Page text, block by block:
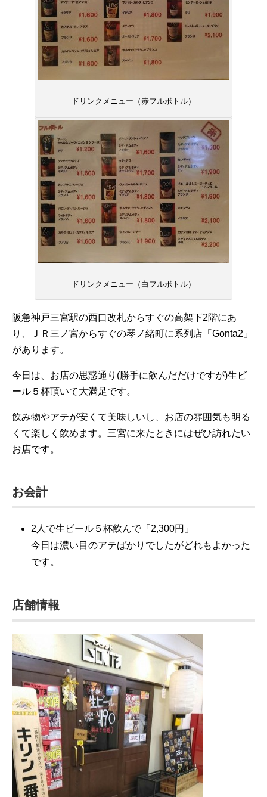
ドリンクメニュー（赤フルボトル）
ドリンクメニュー（白フルボトル）
阪急神戸三宮駅の西口改札からすぐの高架下2階にあ
り、ＪＲ三ノ宮からすぐの琴ノ緒町に系列店「Gonta2」
があります。
今日は、お店の思惑通り(勝手に飲んだだけですが)生ビ
ール５杯頂いて大満足です。
飲み物やアテが安くて美味しいし、お店の雰囲気も明る
くて楽しく飲めます。三宮に来たときにはぜひ訪れたい
お店です。
お会計
2人で生ビール５杯飲んで「2,300円」
今日は濃い目のアテばかりでしたがどれもよかった
です。
店舗情報